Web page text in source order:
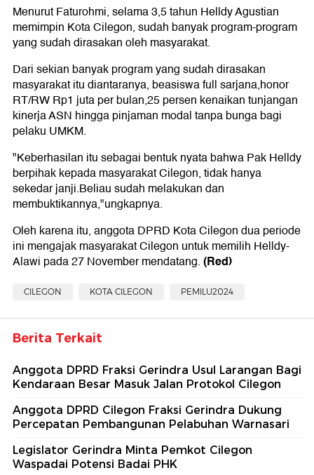
Menurut Faturohmi, selama 3,5 tahun Helldy Agustian
memimpin Kota Cilegon, sudah banyak program-program
yang sudah dirasakan oleh masyarakat.
Dari sekian banyak program yang sudah dirasakan
masyarakat itu diantaranya, beasiswa full sarjana,honor
RT/RW Rp1 juta per bulan,25 persen kenaikan tunjangan
kinerja ASN hingga pinjaman modal tanpa bunga bagi
pelaku UMKM.
"Keberhasilan itu sebagai bentuk nyata bahwa Pak Helldy
berpihak kepada masyarakat Cilegon, tidak hanya
sekedar janji.Beliau sudah melakukan dan
membuktikannya,"ungkapnya.
Oleh karena itu, anggota DPRD Kota Cilegon dua periode
ini mengajak masyarakat Cilegon untuk memilih Helldy-
Alawi pada 27 November mendatang.(Red)
CILEGON KOTA CILEGON PEMILU2024
Berita Terkait
Anggota DPRD Fraksi Gerindra Usul Larangan Bagi
Kendaraan Besar Masuk Jalan Protokol Cilegon
Anggota DPRD Cilegon Fraksi Gerindra Dukung
Percepatan Pembangunan Pelabuhan Warnasari
Legislator Gerindra Minta Pemkot Cilegon
Waspadai Potensi Badai PHK